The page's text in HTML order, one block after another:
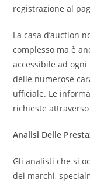
registrazione al
La casa d’auction
complesso ma è
accessibile ad
delle numerose
ufficiale. Le
richieste
Analisi Delle
Gli analisti che si
dei marchi,